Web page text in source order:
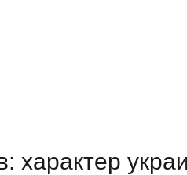
характер